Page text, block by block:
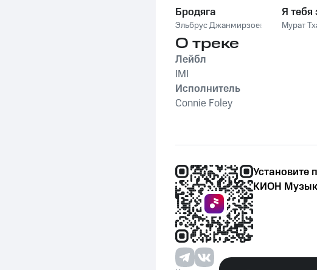
Бродяга
Эльбрус Джанмирзоев
Я
Мурат
О треке
Лейбл
IMI
Исполнитель
Connie Foley
Установите
КИОН